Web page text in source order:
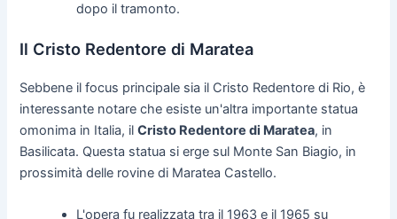
dopo il tramonto.
Il Cristo Redentore di Maratea
Sebbene il focus principale sia il Cristo Redentore di Rio, è
interessante notare che esiste un'altra importante statua
omonima in Italia, ilCristo Redentore di Maratea, in
Basilicata. Questa statua si erge sul Monte San Biagio, in
prossimità delle rovine di Maratea Castello.
L'opera fu realizzata tra il 1963 e il 1965 su